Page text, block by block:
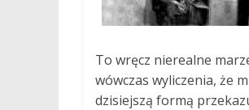
To wręcz nierealne
wówczas wyliczenia, że
dzisiejszą formą